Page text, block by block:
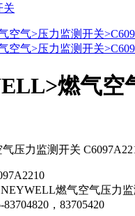
关
燃气空
压力监测开关
燃气空气压力监
83704820，83705420